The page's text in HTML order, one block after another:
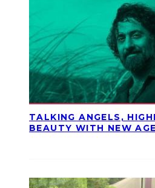
TALKING ANGELS,
BEAUTY WITH NEW